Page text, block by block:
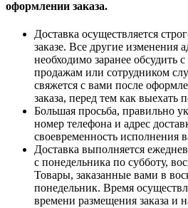
оформлении заказа.
Доставка осуществляется
заказе. Все другие изменения
необходимо заранее обсудить
продажам или сотрудником
свяжется с вами после
заказа, перед тем как выехать
Большая просьба, правильно
номер телефона и адрес
своевременность исполнения
Доставка выполняется
с понедельника по субботу,
Товары, заказанные вами в
понедельник. Время
времени размещения заказа и